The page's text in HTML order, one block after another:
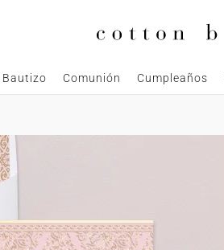
Bautizo Comunión Cumpleaños